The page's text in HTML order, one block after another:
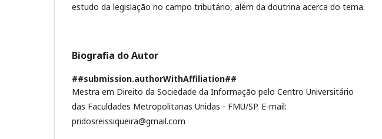
estudo da legislação no campo tributário, além da doutrina acerca do tema.
Biografia do Autor
##submission.authorWithAffiliation##
Mestra em Direito da Sociedade da Informação pelo Centro Universitário
das Faculdades Metropolitanas Unidas - FMU/SP. E-mail:
pridosreissiqueira@gmail.com